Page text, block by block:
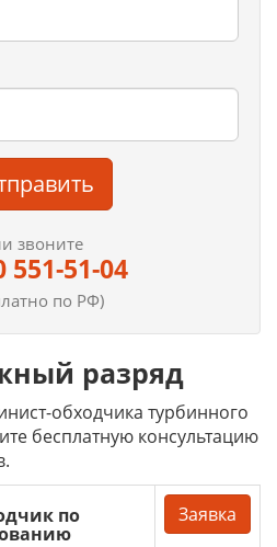
звоните
551-51-04
по РФ)
разряд
обходчика турбинного
бесплатную консультацию
по Заявка